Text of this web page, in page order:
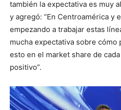
también la expectativa es muy
y agregó: “En Centroamérica y
empezando a trabajar estas
mucha expectativa sobre cómo
esto en el market share de
positivo”.